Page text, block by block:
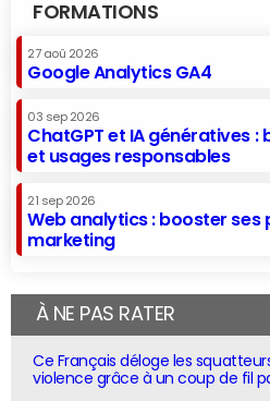
FORMATIONS
27 aoû 2026
Google Analytics GA4
03 sep 2026
ChatGPT et IA génératives :
et usages responsables
21 sep 2026
Web analytics : booster ses
marketing
À NE PAS RATER
Ce Français déloge les
violence grâce à un coup de fil